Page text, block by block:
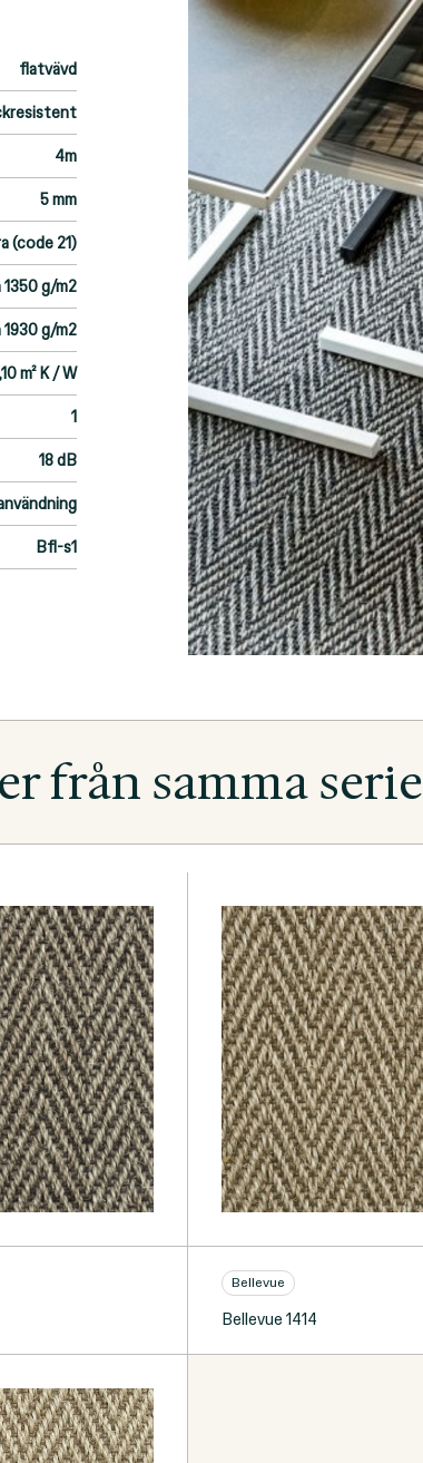
flatvävd
4m
5 mm
(code 21)
1350 g/m2
1930 g/m2
m² K / W
1
18 dB
Bfl-s1
från samma serie
Bellevue
Bellevue 1414